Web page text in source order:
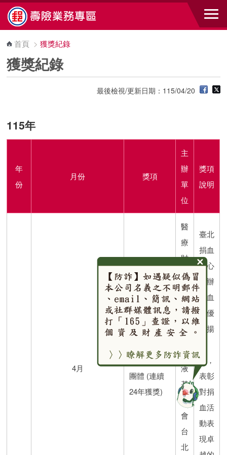
跳到主要內容區塊
首頁 >獲獎紀錄
獲獎紀錄
最後檢視/更新日期：115/04/20
115年
年
份
月份 獎項
主
辦
單
位
獎項
說明
4月
血成績績優
團體 (連續
24年獲獎)
醫
療
財
團
法
人
台
灣
血
液
基
金
會
台
北
臺北
捐血
中心
舉辦
捐血
績優
表揚
會，
表彰
對捐
血活
動表
現卓